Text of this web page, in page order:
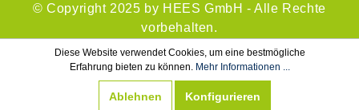
© Copyright 2025 by HEES GmbH - Alle Rechte
vorbehalten.
Diese Website verwendet Cookies, um eine bestmögliche
Erfahrung bieten zu können. Mehr Informationen ...
Ablehnen Konfigurieren